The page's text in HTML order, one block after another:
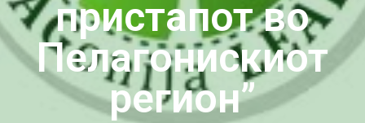
пристапот во
Пелагонискиот
регион”